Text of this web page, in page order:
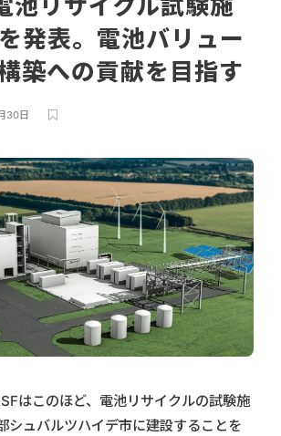
池リサイクル試験施
発表。電池バリュー
築への貢献を目指す
30日
はこのほど、電池リサイクルの試験施
シュバルツハイデ市に建設することを